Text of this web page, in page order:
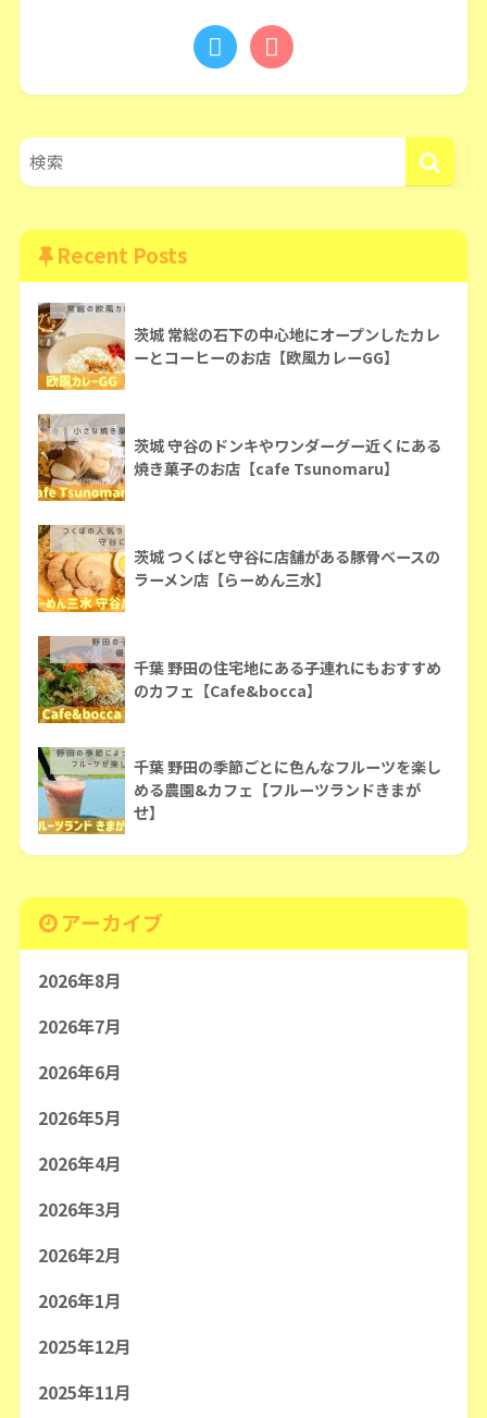
Recent Posts
茨城 常総の石下の中心地にオープンしたカレ
ーとコーヒーのお店【欧風カレーGG】
茨城 守谷のドンキやワンダーグー近くにある
焼き菓子のお店【cafe Tsunomaru】
茨城 つくばと守谷に店舗がある豚骨ベースの
ラーメン店【らーめん三水】
千葉 野田の住宅地にある子連れにもおすすめ
のカフェ【Cafe&bocca】
千葉 野田の季節ごとに色んなフルーツを楽し
める農園&カフェ【フルーツランドきまが
せ】
アーカイブ
2026年8月
2026年7月
2026年6月
2026年5月
2026年4月
2026年3月
2026年2月
2026年1月
2025年12月
2025年11月